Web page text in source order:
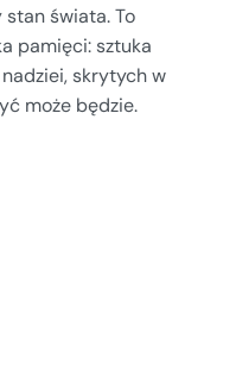
świata. To
pamięci: sztuka
skrytych w
może będzie.